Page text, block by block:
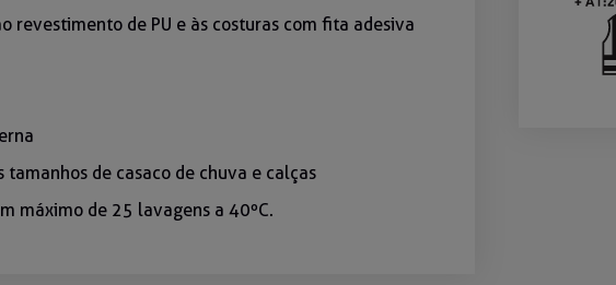
revestimento de PU e às costuras com fita adesiva
de casaco de chuva e calças
máximo de 25 lavagens a 40ºC.